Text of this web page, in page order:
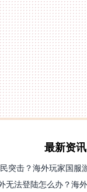
最新资讯